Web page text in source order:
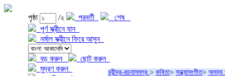
পৃষ্ঠা /২ পরবর্তী
শেষ
পূর্ণ স্ক্রীনে যান
নর্মাল স্ক্রীনে ফিরে আসুন
বড় করুন
ছোট করুন
মুদ্রণ করুন
রবীন্দ্র-রচনাসমগ্র > কবিতা> সন্ধ্যাসংগীত> অসহ্য